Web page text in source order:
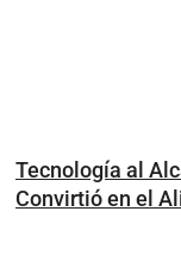
Tecnología al
Convirtió en el